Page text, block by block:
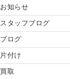
買
取
り”
の
お知らせ
スタッフブログ
ブログ
片付け
買取